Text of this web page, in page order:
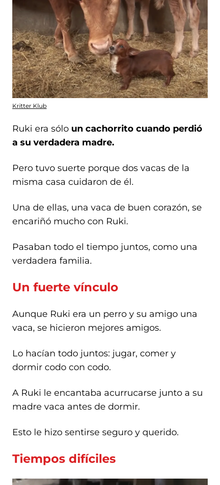
Kritter Klub
Ruki era sólo un cachorrito cuando perdió
a su verdadera madre.
Pero tuvo suerte porque dos vacas de la
misma casa cuidaron de él.
Una de ellas, una vaca de buen corazón, se
encariñó mucho con Ruki.
Pasaban todo el tiempo juntos, como una
verdadera familia.
Un fuerte vínculo
Aunque Ruki era un perro y su amigo una
vaca, se hicieron mejores amigos.
Lo hacían todo juntos: jugar, comer y
dormir codo con codo.
A Ruki le encantaba acurrucarse junto a su
madre vaca antes de dormir.
Esto le hizo sentirse seguro y querido.
Tiempos difíciles